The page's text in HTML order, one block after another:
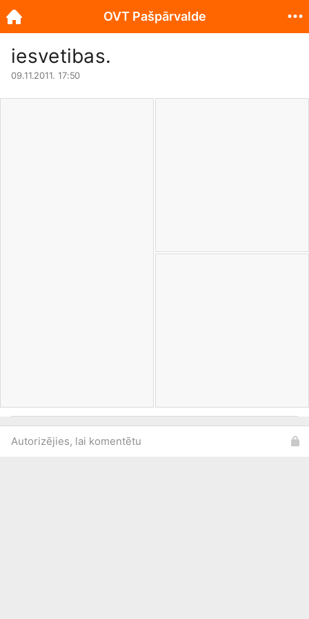
iesvetibas.
09.11.2011. 17:50
Autorizējies, lai komentētu
OVT Pašpārvalde